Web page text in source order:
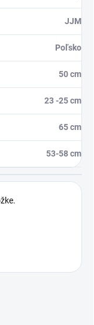
JJM
Poľsko
50 cm
23 -25 cm
65 cm
53-58 cm